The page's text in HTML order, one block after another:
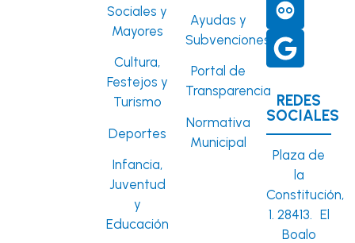
Sociales y
Mayores
Cultura,
Festejos y
Turismo
Deportes
Infancia,
Juventud
y
Educación
Ayudas y
Subvenciones
Portal de
Transparencia
Normativa
Municipal
REDES
SOCIALES
Plaza de
la
Constitución,
1. 28413. El
Boalo